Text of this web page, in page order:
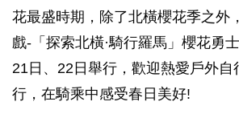
花最盛時期，除了北橫櫻花季之外
戲-「探索北橫·騎行羅馬」櫻花勇
21日、22日舉行，歡迎熱愛戶外
行，在騎乘中感受春日美好!